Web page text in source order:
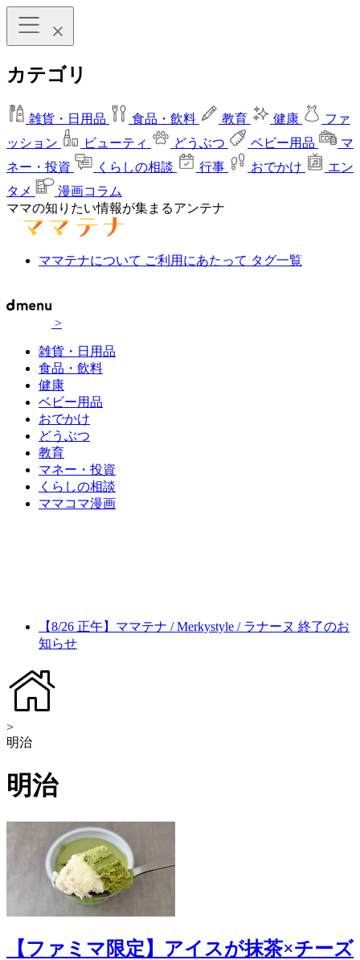
カテゴリ
雑貨・日用品 食品・飲料 教育 健康
ファ
ッション
ビューティ どうぶつ ベビー用品
マ
ネー・投資
くらしの相談 行事 おでかけ
エン
タメ
漫画コラム
ママの知りたい情報が集まるアンテナ
ママテナについて ご利用にあたって タグ一覧
>
雑貨・日用品
食品・飲料
健康
ベビー用品
おでかけ
どうぶつ
教育
マネー・投資
くらしの相談
ママコマ漫画
【8/26 正午】ママテナ / Merkystyle / ラナーヌ 終了のお
知らせ
>
明治
明治
【ファミマ限定】アイスが抹茶×チーズ